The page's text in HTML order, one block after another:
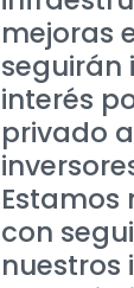
mejoras
seguirán
interés
privado
Estamos
con
nuestros